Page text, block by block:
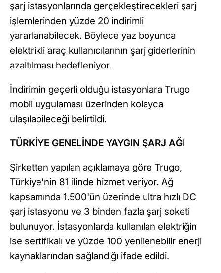
şarj istasyonlarında gerçekleştirecekleri şarj
işlemlerinden yüzde 20 indirimli
yararlanabilecek. Böylece yaz boyunca
elektrikli araç kullanıcılarının şarj giderlerinin
azaltılması hedefleniyor.
İndirimin geçerli olduğu istasyonlara Trugo
mobil uygulaması üzerinden kolayca
ulaşılabileceği belirtildi.
TÜRKİYE GENELİNDE YAYGIN ŞARJ AĞI
Şirketten yapılan açıklamaya göre Trugo,
Türkiye'nin 81 ilinde hizmet veriyor. Ağ
kapsamında 1.500'ün üzerinde ultra hızlı DC
şarj istasyonu ve 3 binden fazla şarj soketi
bulunuyor. İstasyonlarda kullanılan elektriğin
ise sertifikalı ve yüzde 100 yenilenebilir enerji
kaynaklarından sağlandığı ifade edildi.